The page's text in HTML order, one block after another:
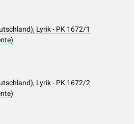
Lyrik - PK 1672/1
Lyrik - PK 1672/2